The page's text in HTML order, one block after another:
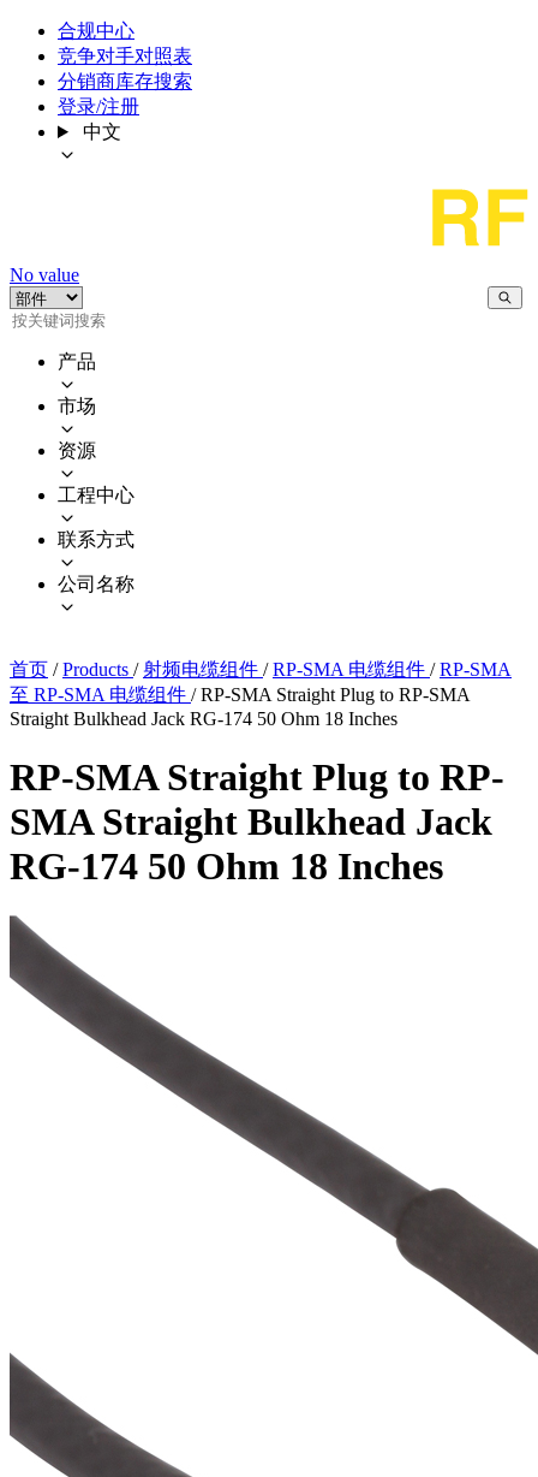
合规中心
竞争对手对照表
分销商库存搜索
登录/注册
中文
No value
产品
市场
资源
工程中心
联系方式
公司名称
首页 / Products / 射频电缆组件 / RP-SMA 电缆组件 / RP-SMA
至 RP-SMA 电缆组件 / RP-SMA Straight Plug to RP-SMA
Straight Bulkhead Jack RG-174 50 Ohm 18 Inches
RP-SMA Straight Plug to RP-
SMA Straight Bulkhead Jack
RG-174 50 Ohm 18 Inches